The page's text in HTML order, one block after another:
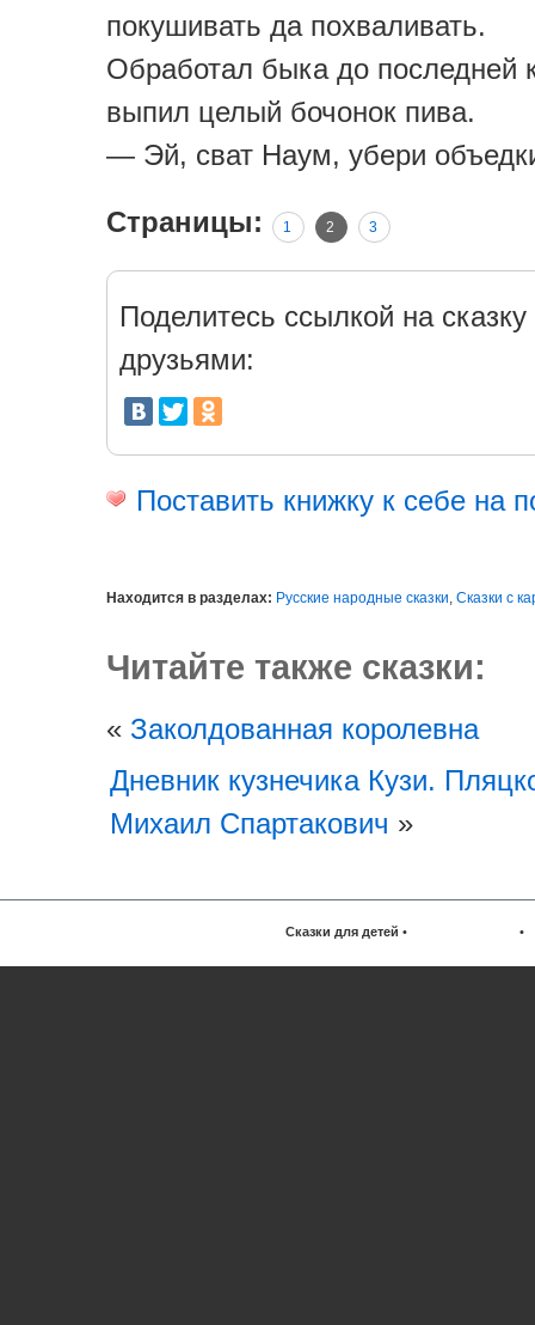
покушивать да похваливать.
Обработал быка до последней
выпил целый бочонок пива.
— Эй, сват Наум, убери
Страницы: 1 2 3
Поделитесь ссылкой на сказку
друзьями:
Поставить книжку к себе на
Находится в разделах: Русские народные сказки, Сказки с
Читайте также сказки:
« Заколдованная королевна
Дневник кузнечика Кузи.
Михаил Спартакович »
Сказки для детей • •